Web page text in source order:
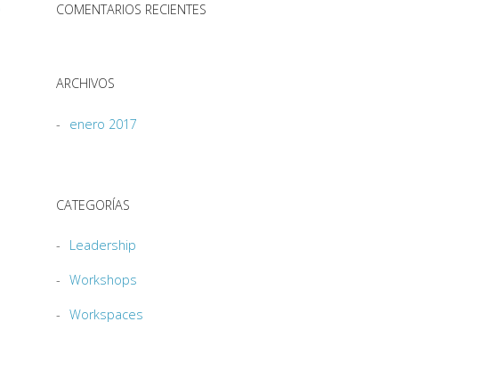
COMENTARIOS RECIENTES
ARCHIVOS
enero 2017
CATEGORÍAS
Leadership
Workshops
Workspaces